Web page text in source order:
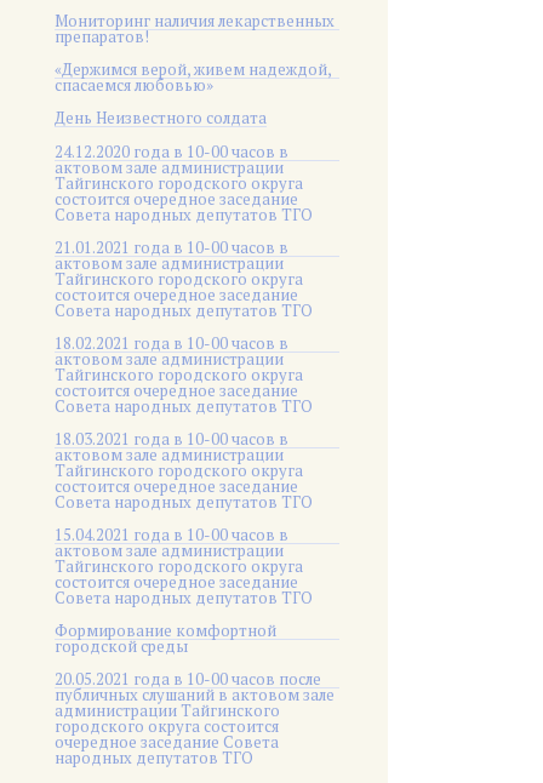
Мониторинг наличия лекарственных
препаратов!
«Держимся верой, живем надеждой,
спасаемся любовью»
День Неизвестного солдата
24.12.2020 года в 10-00 часов в
актовом зале администрации
Тайгинского городского округа
состоится очередное заседание
Совета народных депутатов ТГО
21.01.2021 года в 10-00 часов в
актовом зале администрации
Тайгинского городского округа
состоится очередное заседание
Совета народных депутатов ТГО
18.02.2021 года в 10-00 часов в
актовом зале администрации
Тайгинского городского округа
состоится очередное заседание
Совета народных депутатов ТГО
18.03.2021 года в 10-00 часов в
актовом зале администрации
Тайгинского городского округа
состоится очередное заседание
Совета народных депутатов ТГО
15.04.2021 года в 10-00 часов в
актовом зале администрации
Тайгинского городского округа
состоится очередное заседание
Совета народных депутатов ТГО
Формирование комфортной
городской среды
20.05.2021 года в 10-00 часов после
публичных слушаний в актовом зале
администрации Тайгинского
городского округа состоится
очередное заседание Совета
народных депутатов ТГО